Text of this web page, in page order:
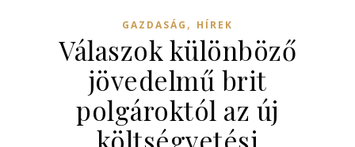
GAZDASÁG , HÍREK
Válaszok különböző
jövedelmű brit
polgároktól az új
költségvetési